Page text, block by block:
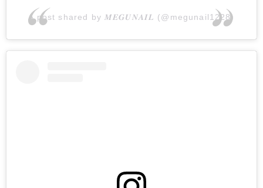
A post shared by 𝑴𝑬𝑮𝑼𝑵𝑨𝑰𝑳 (@megunail1228)